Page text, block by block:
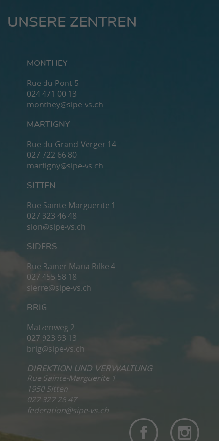
UNSERE ZENTREN
MONTHEY
Rue du Pont 5
024 471 00 13
monthey@sipe-vs.ch
MARTIGNY
Rue du Grand-Verger 14
027 722 66 80
martigny@sipe-vs.ch
SITTEN
Rue Sainte-Marguerite 1
027 323 46 48
sion@sipe-vs.ch
SIDERS
Rue Rainer Maria Rilke 4
027 455 58 18
sierre@sipe-vs.ch
BRIG
Matzenweg 2
027 923 93 13
brig@sipe-vs.ch
DIREKTION UND VERWALTUNG
Rue Sainte-Marguerite 1
1950 Sitten
027 327 28 47
federation@sipe-vs.ch